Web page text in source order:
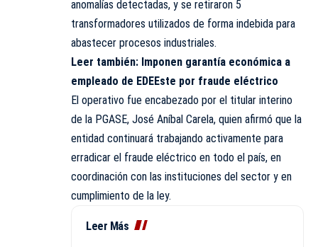
anomalías detectadas, y se retiraron 5
transformadores utilizados de forma indebida para
abastecer procesos industriales.
Leer también: Imponen garantía económica a
empleado de EDEEste por fraude eléctrico
El operativo fue encabezado por el titular interino
de la PGASE, José Aníbal Carela, quien afirmó que la
entidad continuará trabajando activamente para
erradicar el fraude eléctrico en todo el país, en
coordinación con las instituciones del sector y en
cumplimiento de la ley.
Leer Más